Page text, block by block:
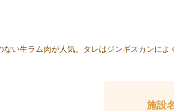
ない生ラム肉が人気。タレはジンギスカンに
施設